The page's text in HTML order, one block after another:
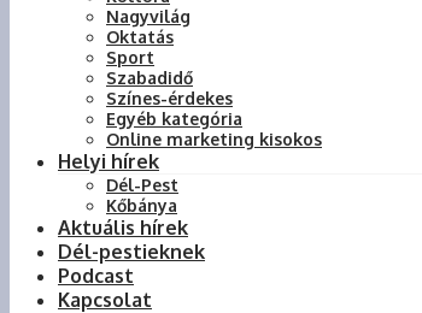
Nagyvilág
Oktatás
Sport
Szabadidő
Színes-érdekes
Egyéb kategória
Online marketing kisokos
Helyi hírek
Dél-Pest
Kőbánya
Aktuális hírek
Dél-pestieknek
Podcast
Kapcsolat